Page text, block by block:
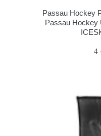
Passau Hockey
Passau Hockey
4